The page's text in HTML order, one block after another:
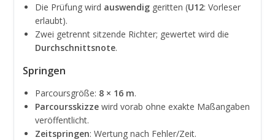
Die Prüfung wird auswendig geritten (U12: Vorleser
erlaubt).
Zwei getrennt sitzende Richter; gewertet wird die
Durchschnittsnote.
Springen
Parcoursgröße: 8 × 16 m.
Parcoursskizze wird vorab ohne exakte Maßangaben
veröffentlicht.
Zeitspringen: Wertung nach Fehler/Zeit.